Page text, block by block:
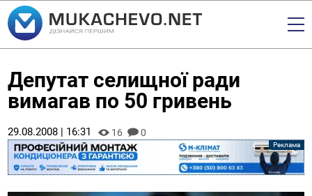
Депутат селищної ради
вимагав по 50 гривень
29.08.2008 | 16:31 16 0